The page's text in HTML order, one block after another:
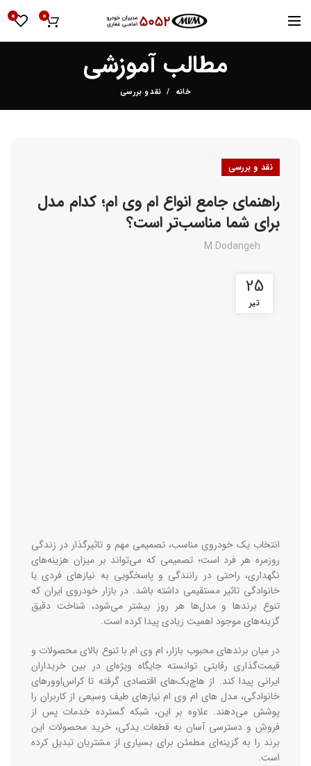
0
0
مطالب آموزشی
خانه نقد و بررسی
نقد و بررسی
راهنمای جامع انواع ام وی ام؛ کدام مدل
برای شما مناسب‌تر است؟
M.dodangeh
25
تیر
انتخاب یک خودروی مناسب، تصمیمی مهم و تاثیرگذار در زندگی
روزمره هر فرد است؛ تصمیمی که می‌تواند بر میزان هزینه‌های
نگهداری، راحتی در رانندگی و پاسخگویی به نیازهای فردی یا
خانوادگی تاثیر مستقیمی داشته باشد. در بازار خودروی ایران که
تنوع برندها و مدل‌ها هر روز بیشتر می‌شود، شناخت دقیق
گزینه‌های موجود اهمیت زیادی پیدا کرده است.
در میان برندهای محبوب بازار، ام وی ام با تنوع بالای محصولات و
قیمت‌گذاری رقابتی توانسته جایگاه ویژه‌ای در بین خریداران
ایرانی پیدا کند. از هاچ‌بک‌های اقتصادی گرفته تا کراس‌اوورهای
خانوادگی، مدل های ام وی ام نیازهای طیف وسیعی از کاربران را
پوشش می‌دهند. علاوه بر این، شبکه گسترده خدمات پس از
فروش و دسترسی آسان به قطعات یدکی، خرید محصولات این
برند را به گزینه‌ای مطمئن برای بسیاری از مشتریان تبدیل کرده
است.